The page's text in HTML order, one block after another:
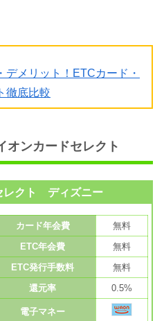
メリット！ETCカード・
徹底比較
オンカードセレクト
クト ディズニー
カード年会費
無料
ETC年会費
無料
ETC発行手数料
無料
還元率
0.5%
電子マネー